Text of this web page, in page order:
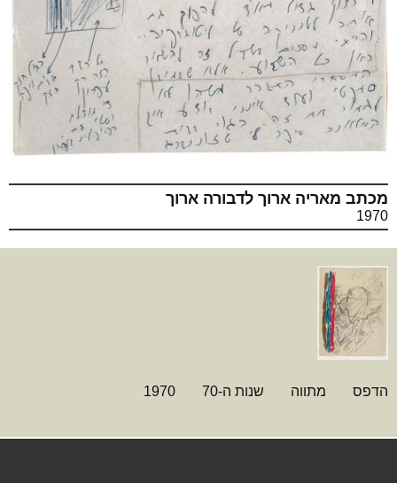
מכתב מאריה ארוך לדבורה ארוך
1970
הדפס מתווה שנות ה-70 1970